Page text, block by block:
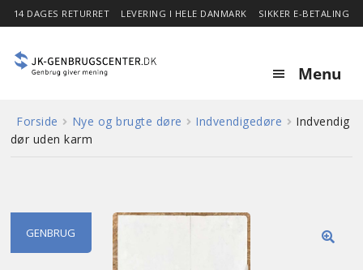
14 DAGES RETURRET LEVERING I HELE DANMARK SIKKER E-BETALING
Menu
Forside
Stor besparelse
Forside Nye og brugte døre Indvendigedøre
Indvendig
dør uden karm
GENBRUG